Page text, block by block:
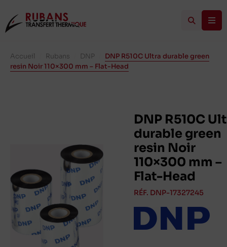
Accueil Rubans DNP
DNP R510C Ultra durable green
resin Noir 110×300 mm – Flat-Head
DNP R510C
durable green
resin Noir
110×300 mm –
Flat-Head
RÉF. DNP-17327245